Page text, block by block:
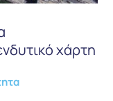
χάρτη